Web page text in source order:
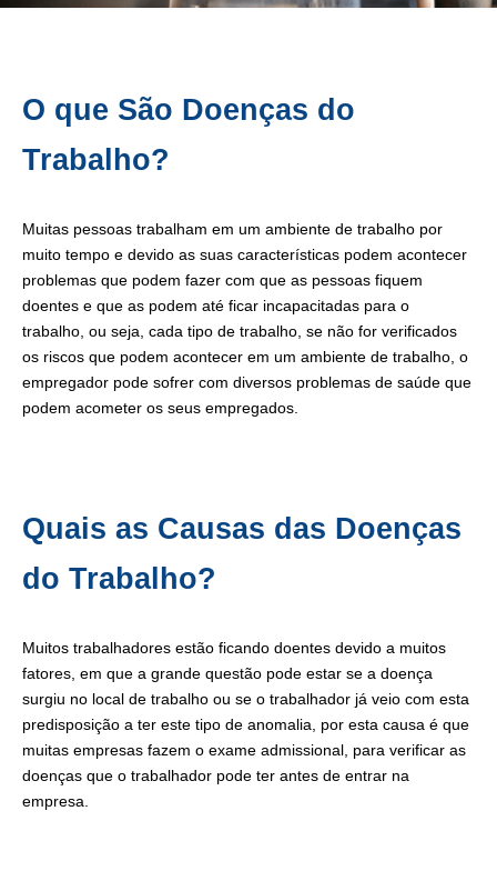
O que São Doenças do
Trabalho?
Muitas pessoas trabalham em um ambiente de trabalho por
muito tempo e devido as suas características podem acontecer
problemas que podem fazer com que as pessoas fiquem
doentes e que as podem até ficar incapacitadas para o
trabalho, ou seja, cada tipo de trabalho, se não for verificados
os riscos que podem acontecer em um ambiente de trabalho, o
empregador pode sofrer com diversos problemas de saúde que
podem acometer os seus empregados.
Quais as Causas das Doenças
do Trabalho?
Muitos trabalhadores estão ficando doentes devido a muitos
fatores, em que a grande questão pode estar se a doença
surgiu no local de trabalho ou se o trabalhador já veio com esta
predisposição a ter este tipo de anomalia, por esta causa é que
muitas empresas fazem o exame admissional, para verificar as
doenças que o trabalhador pode ter antes de entrar na
empresa.